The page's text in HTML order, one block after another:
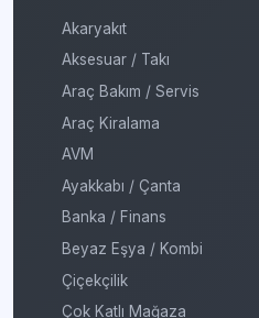
Akaryakıt
Aksesuar / Takı
Araç Bakım / Servis
Araç Kiralama
AVM
Ayakkabı / Çanta
Banka / Finans
Beyaz Eşya / Kombi
Çiçekçilik
Çok Katlı Mağaza